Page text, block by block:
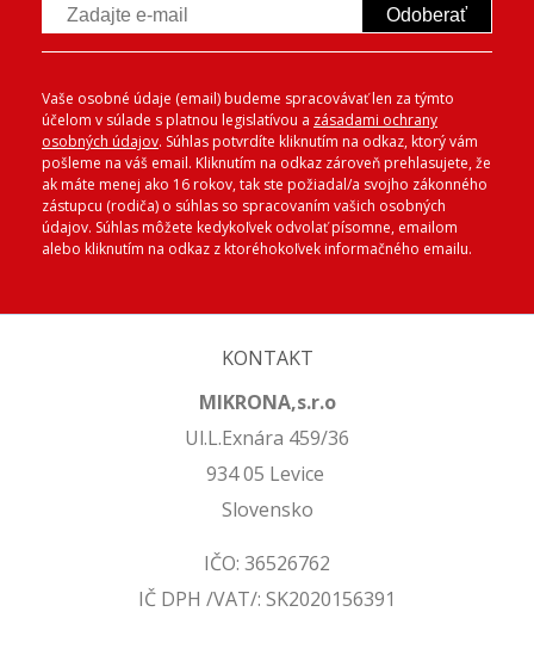
Odoberať
Vaše osobné údaje (email) budeme spracovávať len za týmto
účelom v súlade s platnou legislatívou a zásadami ochrany
osobných údajov. Súhlas potvrdíte kliknutím na odkaz, ktorý vám
pošleme na váš email. Kliknutím na odkaz zároveň prehlasujete, že
ak máte menej ako 16 rokov, tak ste požiadal/a svojho zákonného
zástupcu (rodiča) o súhlas so spracovaním vašich osobných
údajov. Súhlas môžete kedykoľvek odvolať písomne, emailom
alebo kliknutím na odkaz z ktoréhokoľvek informačného emailu.
KONTAKT
MIKRONA,s.r.o
Ul.L.Exnára 459/36
934 05 Levice
Slovensko
IČO: 36526762
IČ DPH /VAT/: SK2020156391